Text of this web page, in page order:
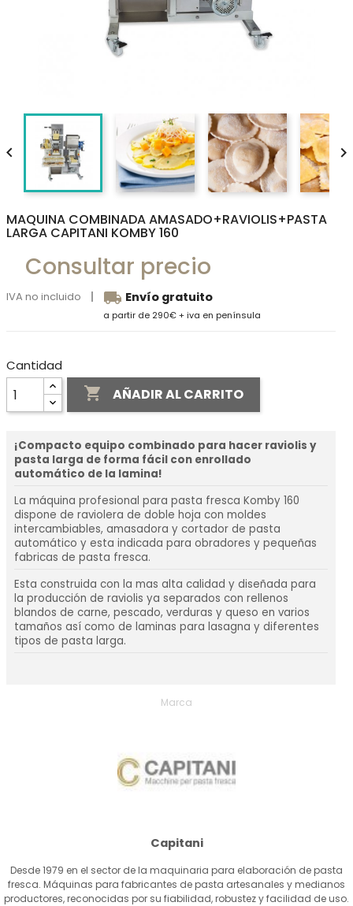
 
MAQUINA COMBINADA AMASADO+RAVIOLIS+PASTA
LARGA CAPITANI KOMBY 160
Consultar precio
IVA no incluido local_shipping Envío gratuito
a partir de 290€ + iva en península
Cantidad
 AÑADIR AL CARRITO
¡Compacto equipo combinado para hacer raviolis y
pasta larga de forma fácil con enrollado
automático de la lamina!
La máquina profesional para pasta fresca Komby 160
dispone de raviolera de doble hoja con moldes
intercambiables, amasadora y cortador de pasta
automático y esta indicada para obradores y pequeñas
fabricas de pasta fresca.
Esta construida con la mas alta calidad y diseñada para
la producción de raviolis ya separados con rellenos
blandos de carne, pescado, verduras y queso en varios
tamaños así como de laminas para lasagna y diferentes
tipos de pasta larga.
Marca
Capitani
Desde 1979 en el sector de la maquinaria para elaboración de pasta
fresca. Máquinas para fabricantes de pasta artesanales y medianos
productores, reconocidas por su fiabilidad, robustez y facilidad de uso.